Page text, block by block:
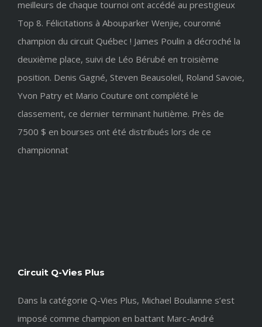
meilleurs de chaque tournoi ont accédé au prestigieux
Top 8. Félicitations à Abouparker Wenjie, couronné
champion du circuit Québec ! James Poulin a décroché la
deuxième place, suivi de Léo Bérubé en troisième
position. Denis Gagné, Steven Beausoleil, Roland Savoie,
Yvon Patry et Mario Couture ont complété le
classement, ce dernier terminant huitième. Près de
7500 $ en bourses ont été distribués lors de ce
championnat
Circuit Q-Vies Plus
Dans la catégorie Q-Vies Plus, Michael Boulianne s’est
imposé comme champion en battant Marc-André